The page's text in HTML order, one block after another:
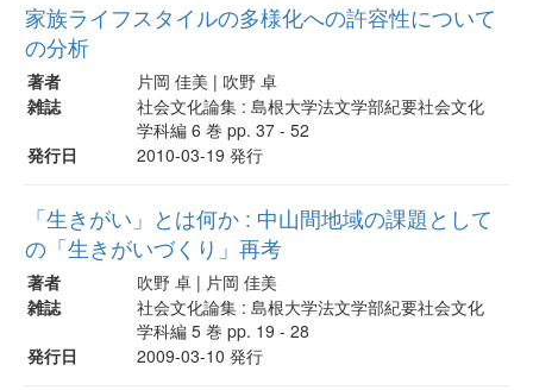
家族ライフスタイルの多様化への許容性について
の分析
著者
片岡 佳美 | 吹野 卓
雑誌
社会文化論集 : 島根大学法文学部紀要社会文化
学科編 6 巻 pp. 37 - 52
発行日
2010-03-19 発行
「生きがい」とは何か : 中山間地域の課題として
の「生きがいづくり」再考
著者
吹野 卓 | 片岡 佳美
雑誌
社会文化論集 : 島根大学法文学部紀要社会文化
学科編 5 巻 pp. 19 - 28
発行日
2009-03-10 発行